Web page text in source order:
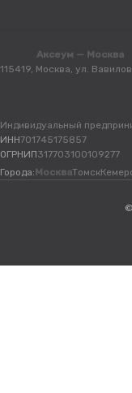
Аксеум — Москва
115419, Москва, ул.
Индивидуальный
ИНН701745175857
ОГРНИП317703100109277
Города: МоскваТомск